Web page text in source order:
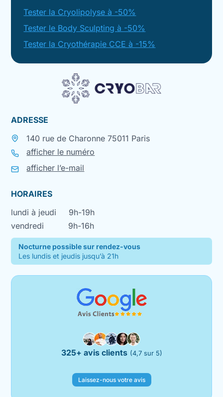
Tester la Cryolipolyse à -50%
Tester le Body Sculpting à -50%
Tester la Cryothérapie CCE à -15%
ADRESSE
140 rue de Charonne 75011 Paris
afficher le numéro
afficher l’e-mail
HORAIRES
lundi à jeudi
9h-19h
vendredi
9h-16h
Nocturne possible sur rendez-vous
Les lundis et jeudis jusqu’à 21h
325+ avis clients (4,7 sur 5)
Laissez-nous votre avis